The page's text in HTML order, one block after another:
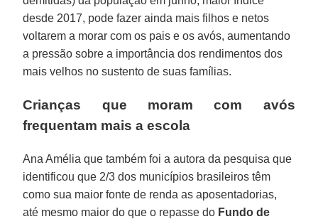
desde 2017, pode fazer ainda mais filhos e netos
voltarem a morar com os pais e os avós, aumentando
a pressão sobre a importância dos rendimentos dos
mais velhos no sustento de suas famílias.
Crianças que moram com avós
frequentam mais a escola
Ana Amélia que também foi a autora da pesquisa que
identificou que 2/3 dos municípios brasileiros têm
como sua maior fonte de renda as aposentadorias,
até mesmo maior do que o repasse do Fundo de